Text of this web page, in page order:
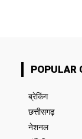
POPULAR
ब्रेकिंग
छत्तीसगढ़
नेशनल